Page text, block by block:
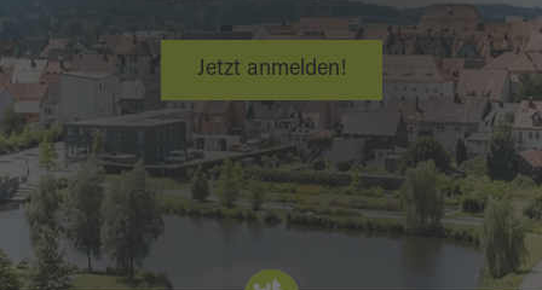
Jetzt anmelden!